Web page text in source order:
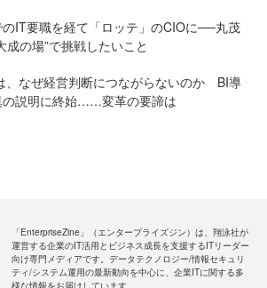
IT要職を経て「ロッテ」のCIOに──丸茂
成の場”で挑戦したいこと
、なぜ経営判断につながらないのか BI導
の説明に終始……変革の要諦は
「EnterpriseZine」（エンタープライズジン）は、翔泳社が
運営する企業のIT活用とビジネス成長を支援するITリーダー
向け専門メディアです。データテクノロジー/情報セキュリ
ティ/システム運用の最新動向を中心に、企業ITに関する多
様な情報をお届けしています。